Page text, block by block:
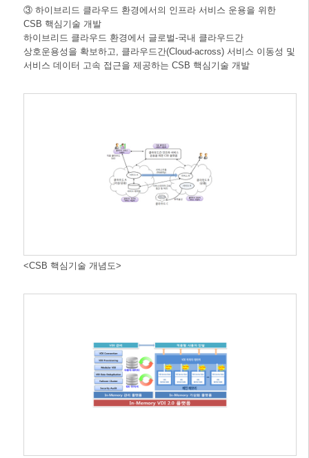
③ 하이브리드 클라우드 환경에서의 인프라 서비스 운용을 위한
CSB 핵심기술 개발
하이브리드 클라우드 환경에서 글로벌-국내 클라우드간
상호운용성을 확보하고, 클라우드간(Cloud-across) 서비스 이동성 및
서비스 데이터 고속 접근을 제공하는 CSB 핵심기술 개발
<CSB 핵심기술 개념도>